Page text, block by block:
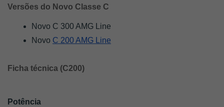
Versões do Novo Classe C
Novo C 300 AMG Line
Novo C 200 AMG Line
Ficha técnica (C200)
Potência